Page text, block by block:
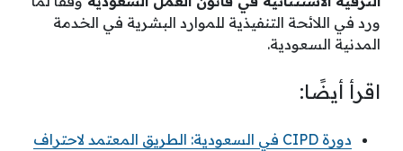
ورد في اللائحة التنفيذية للموارد البشرية في الخدمة
المدنية السعودية.
اقرأ أيضًا:
دورة CIPD في السعودية: الطريق المعتمد لاحتراف